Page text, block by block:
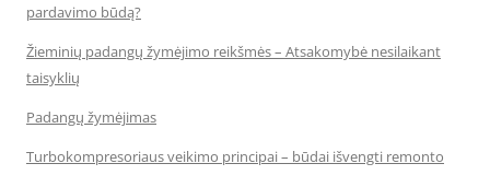
pardavimo būdą?
Žieminių padangų žymėjimo reikšmės – Atsakomybė nesilaikant
taisyklių
Padangų žymėjimas
Turbokompresoriaus veikimo principai – būdai išvengti remonto